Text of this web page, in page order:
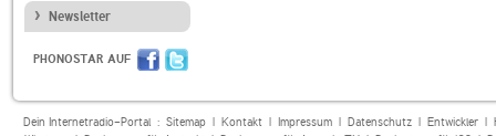
Newsletter
PHONOSTAR AUF
Dein Internetradio-Portal : Sitemap| Kontakt| Impressum| Datenschutz| Entwickler|